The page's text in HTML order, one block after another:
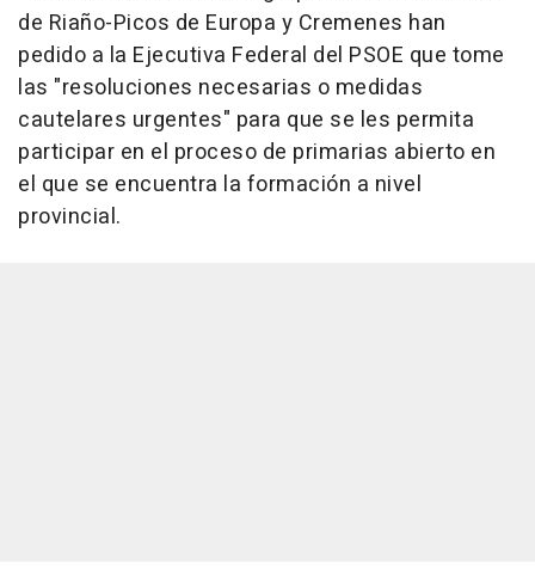
de Riaño-Picos de Europa y Cremenes han
pedido a la Ejecutiva Federal del PSOE que tome
las "resoluciones necesarias o medidas
cautelares urgentes" para que se les permita
participar en el proceso de primarias abierto en
el que se encuentra la formación a nivel
provincial.